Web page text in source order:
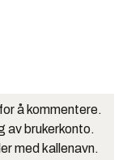
å kommentere.
av brukerkonto.
med kallenavn.